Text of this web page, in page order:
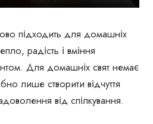
підходить для домашніх
радість і вміння
Для домашніх свят немає
лише створити відчуття
від спілкування.